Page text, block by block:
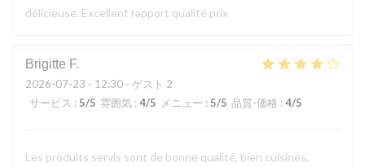
délicieuse. Excellent rapport qualité prix
Brigitte F
2026-07-23 - 12:30 - ゲスト 2
サービス : 5/5 雰囲気 : 4/5 メニュー : 5/5 品質-価格 : 4/5
Les produits servis sont de bonne qualité, bien cuisinés,